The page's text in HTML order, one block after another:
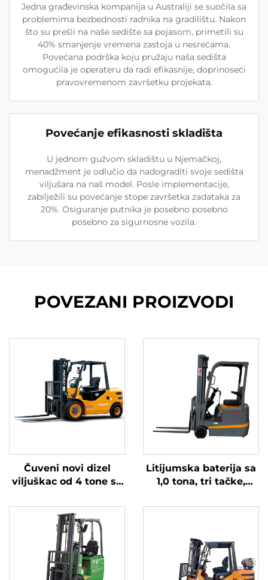
Jedna građevinska kompanija u Australiji se suočila sa
problemima bezbednosti radnika na gradilištu. Nakon
što su prešli na naše sedište sa pojasom, primetili su
40% smanjenje vremena zastoja u nesrećama.
Povećana podrška koju pružaju naša sedišta
omogućila je operateru da radi efikasnije, doprinoseći
pravovremenom završetku projekata.
Povećanje efikasnosti skladišta
U jednom gužvom skladištu u Njemačkoj,
menadžment je odlučio da nadograditi svoje sedišta
viljušara na naš model. Posle implementacije,
zabilježili su povećanje stope završetka zadataka za
20%. Osiguranje putnika je posebno posebno
posebno za sigurnosne vozila.
POVEZANI PROIZVODI
Čuveni novi dizel
viljuškac od 4 tone sa
japanskim ISUZU
motorom
Litijumska baterija sa
1,0 tona, tri tačke,
litijumska baterija,